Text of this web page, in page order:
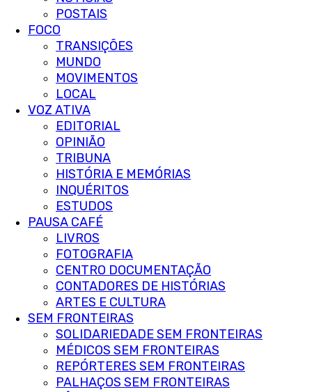
POSTAIS
FOCO
TRANSIÇÕES
MUNDO
MOVIMENTOS
LOCAL
VOZ ATIVA
EDITORIAL
OPINIÃO
TRIBUNA
HISTÓRIA E MEMÓRIAS
INQUÉRITOS
ESTUDOS
PAUSA CAFÉ
LIVROS
FOTOGRAFIA
CENTRO DOCUMENTAÇÃO
CONTADORES DE HISTÓRIAS
ARTES E CULTURA
SEM FRONTEIRAS
SOLIDARIEDADE SEM FRONTEIRAS
MÉDICOS SEM FRONTEIRAS
REPÓRTERES SEM FRONTEIRAS
PALHAÇOS SEM FRONTEIRAS